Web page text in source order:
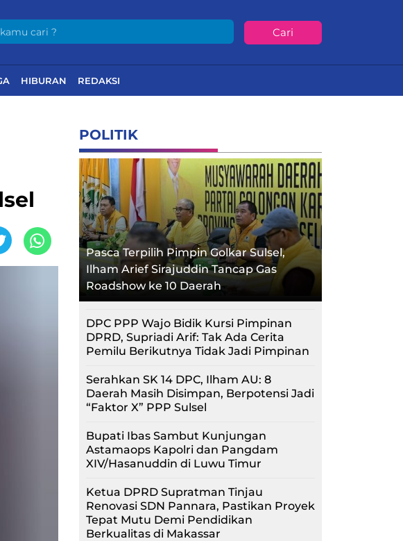
Cari
HIBURAN REDAKSI
POLITIK
Pasca Terpilih Pimpin Golkar Sulsel,
Ilham Arief Sirajuddin Tancap Gas
Roadshow ke 10 Daerah
DPC PPP Wajo Bidik Kursi Pimpinan
DPRD, Supriadi Arif: Tak Ada Cerita
Pemilu Berikutnya Tidak Jadi Pimpinan
Serahkan SK 14 DPC, Ilham AU: 8
Daerah Masih Disimpan, Berpotensi Jadi
“Faktor X” PPP Sulsel
Bupati Ibas Sambut Kunjungan
Astamaops Kapolri dan Pangdam
XIV/Hasanuddin di Luwu Timur
Ketua DPRD Supratman Tinjau
Renovasi SDN Pannara, Pastikan Proyek
Tepat Mutu Demi Pendidikan
Berkualitas di Makassar